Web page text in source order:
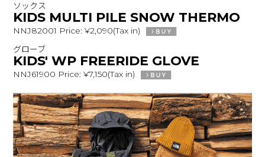
ソックス
KIDS MULTI PILE SNOW THERMO
NNJ82001 Price: ¥2,090(Tax in)
グローブ
KIDS' WP FREERIDE GLOVE
NNJ61900 Price: ¥7,150(Tax in)